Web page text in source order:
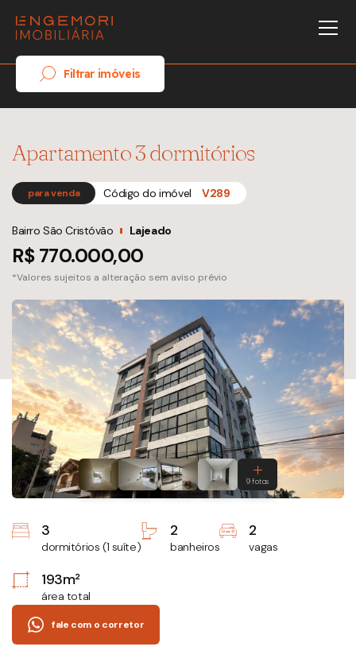
Filtrar imóveis
Apartamento 3 dormitórios
para venda Código do imóvel V289
Bairro São Cristóvão Lajeado
R$ 770.000,00
*Valores sujeitos a alteração sem aviso prévio
3
dormitórios (1 suíte)
2
banheiros
2
vagas
193m²
área total
fale com o corretor